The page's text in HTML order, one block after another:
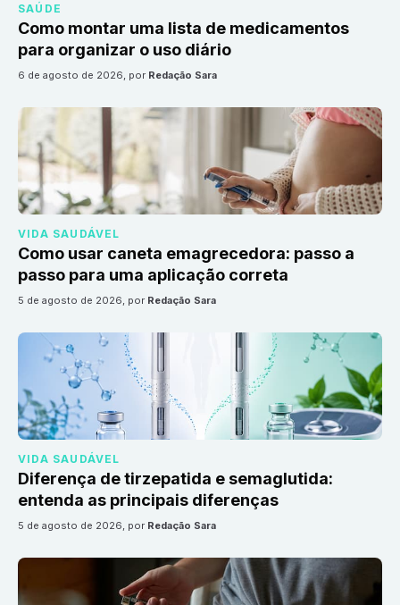
SAÚDE
Como montar uma lista de medicamentos
para organizar o uso diário
6 de agosto de 2026, por Redação Sara
VIDA SAUDÁVEL
Como usar caneta emagrecedora: passo a
passo para uma aplicação correta
5 de agosto de 2026, por Redação Sara
VIDA SAUDÁVEL
Diferença de tirzepatida e semaglutida:
entenda as principais diferenças
5 de agosto de 2026, por Redação Sara